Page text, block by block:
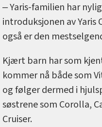
‒ Yaris-familien har
introduksjonen av Yaris
også er den
Kjært barn har som
kommer nå både som
og følger dermed i
søstrene som Corolla,
Cruiser.